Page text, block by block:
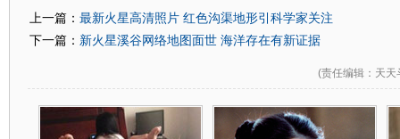
上一篇： 最新火星高清照片 红色沟渠地形引科学家关注
下一篇： 新火星溪谷网络地图面世 海洋存在有新证据
(责任编辑 ：天